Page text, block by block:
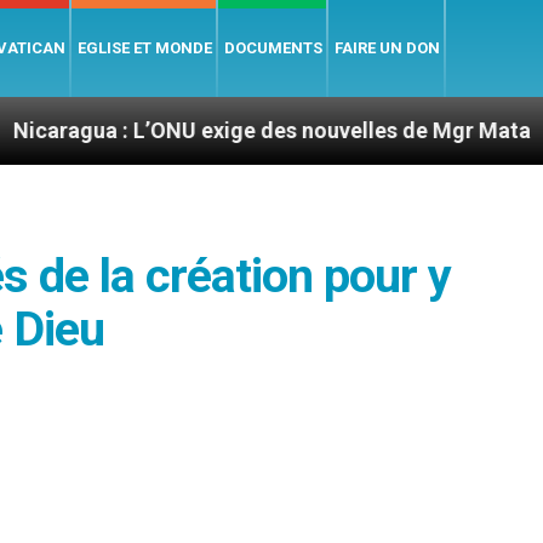
EGLISE ET MONDE DOCUMENTS FAIRE UN DON
exige des nouvelles de Mgr Mata Sept
de la création pour y